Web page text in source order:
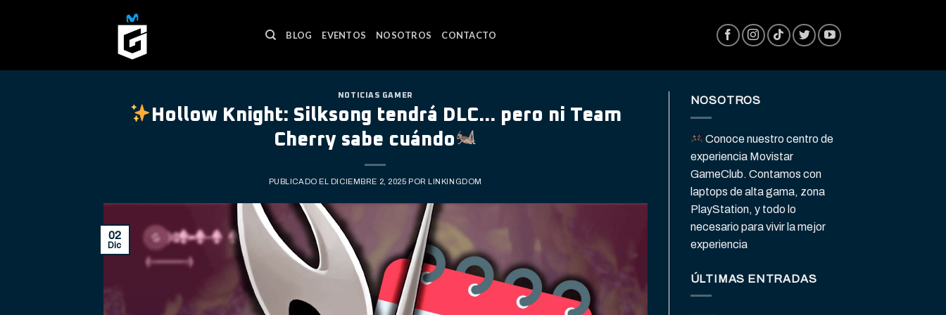
BLOG EVENTOS NOSOTROS CONTACTO
NOTICIAS GAMER
Hollow Knight: Silksong tendrá DLC… pero ni Team
Cherry sabe cuándo
PUBLICADO EL DICIEMBRE 2, 2025 POR LINKINGDOM
02
Dic
NOSOTROS
Conoce nuestro centro de
experiencia Movistar
GameClub. Contamos con
laptops de alta gama, zona
PlayStation, y todo lo
necesario para vivir la mejor
experiencia
ÚLTIMAS ENTRADAS